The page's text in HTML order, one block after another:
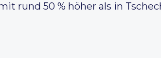
rund 50 % höher als in